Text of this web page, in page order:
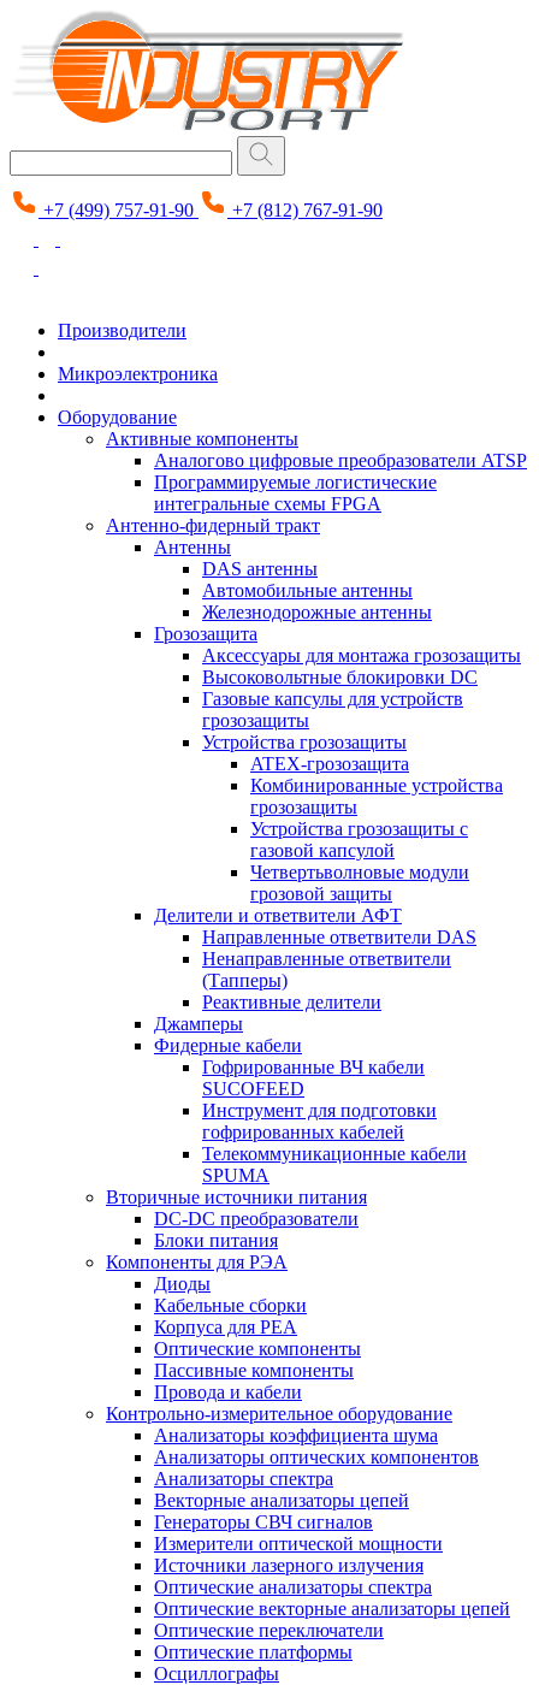
+7 (499) 757-91-90 +7 (812) 767-91-90
Производители
Микроэлектроника
Оборудование
Активные компоненты
Аналогово цифровые преобразователи ATSP
Программируемые логистические
интегральные схемы FPGA
Антенно-фидерный тракт
Антенны
DAS антенны
Автомобильные антенны
Железнодорожные антенны
Грозозащита
Аксессуары для монтажа грозозащиты
Высоковольтные блокировки DC
Газовые капсулы для устройств
грозозащиты
Устройства грозозащиты
ATEX-грозозащита
Комбинированные устройства
грозозащиты
Устройства грозозащиты с
газовой капсулой
Четвертьволновые модули
грозовой защиты
Делители и ответвители АФТ
Направленные ответвители DAS
Ненаправленные ответвители
(Тапперы)
Реактивные делители
Джамперы
Фидерные кабели
Гофрированные ВЧ кабели
SUCOFEED
Инструмент для подготовки
гофрированных кабелей
Телекоммуникационные кабели
SPUMA
Вторичные источники питания
DC-DC преобразователи
Блоки питания
Компоненты для РЭА
Диоды
Кабельные сборки
Корпуса для РЕА
Оптические компоненты
Пассивные компоненты
Провода и кабели
Контрольно-измерительное оборудование
Анализаторы коэффициента шума
Анализаторы оптических компонентов
Анализаторы спектра
Векторные анализаторы цепей
Генераторы СВЧ сигналов
Измерители оптической мощности
Источники лазерного излучения
Оптические анализаторы спектра
Оптические векторные анализаторы цепей
Оптические переключатели
Оптические платформы
Осциллографы